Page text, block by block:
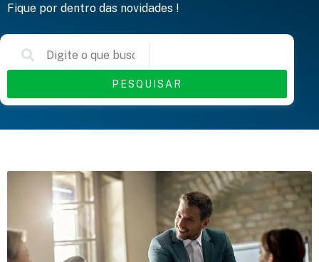
Fique por dentro das novidades !
PESQUISAR